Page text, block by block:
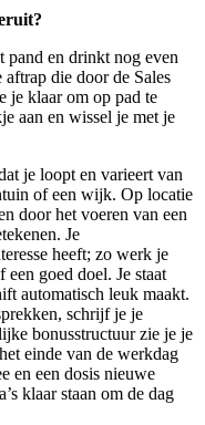
pand en drinkt nog even
die door de Sales
je klaar om op pad te
aan en wissel je met je
je loopt en varieert van
of een wijk. Op locatie
door het voeren van een
Je
heeft; zo werk je
goed doel. Je staat
automatisch leuk maakt.
schrijf je je
bonusstructuur zie je je
einde van de werkdag
en een dosis nieuwe
klaar staan om de dag